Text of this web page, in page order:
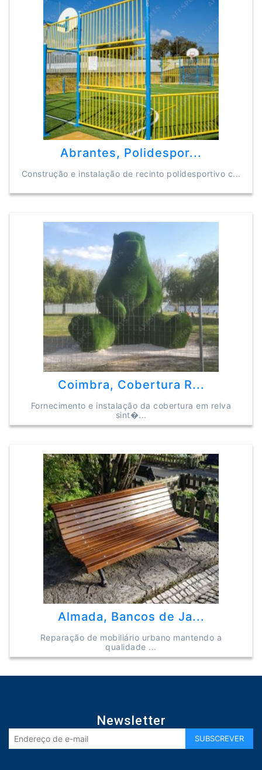
Abrantes, Polidespor...
Construção e instalação de recinto polidesportivo c...
Coimbra, Cobertura R...
Fornecimento e instalação da cobertura em relva
sint�...
Almada, Bancos de Ja...
Reparação de mobiliário urbano mantendo a
qualidade ...
Newsletter